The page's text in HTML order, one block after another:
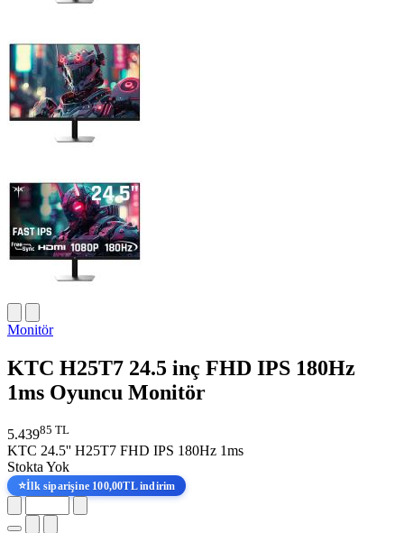
Monitör
KTC H25T7 24.5 inç FHD IPS 180Hz
1ms Oyuncu Monitör
5.43985 TL
KTC 24.5'' H25T7 FHD IPS 180Hz 1ms
Stokta Yok
⭐İlk siparişine 100,00TL indirim